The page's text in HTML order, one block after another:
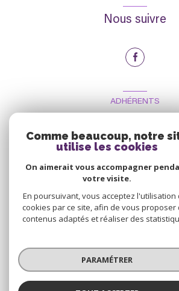
Nous suivre
ADHÉRENTS
© 2026 | Tous droits
Nos honoraires
Nos partenaires
Comme beaucoup, notre
utilise les cookies
On aimerait vous accompagner
votre visite.
En poursuivant, vous acceptez l'utilisation
cookies par ce site, afin de vous proposer
contenus adaptés et réaliser des
PARAMÉTRER